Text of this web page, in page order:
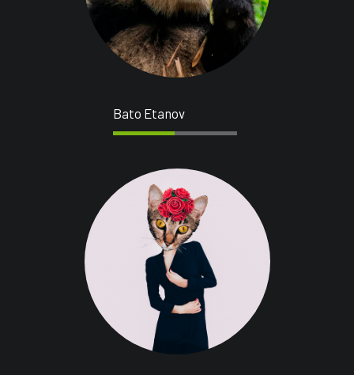
Bato Etanov